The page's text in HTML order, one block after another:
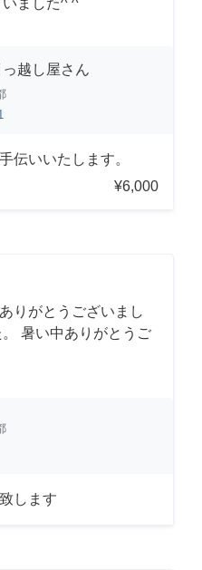
ました^ ^
越し屋さん
伝いいたします。
¥6,000
りがとうございまし
暑い中ありがとうご
します